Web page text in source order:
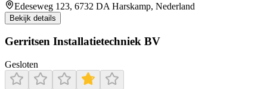
Edeseweg 123, 6732 DA Harskamp, Nederland
Bekijk details
Gerritsen Installatietechniek BV
Gesloten